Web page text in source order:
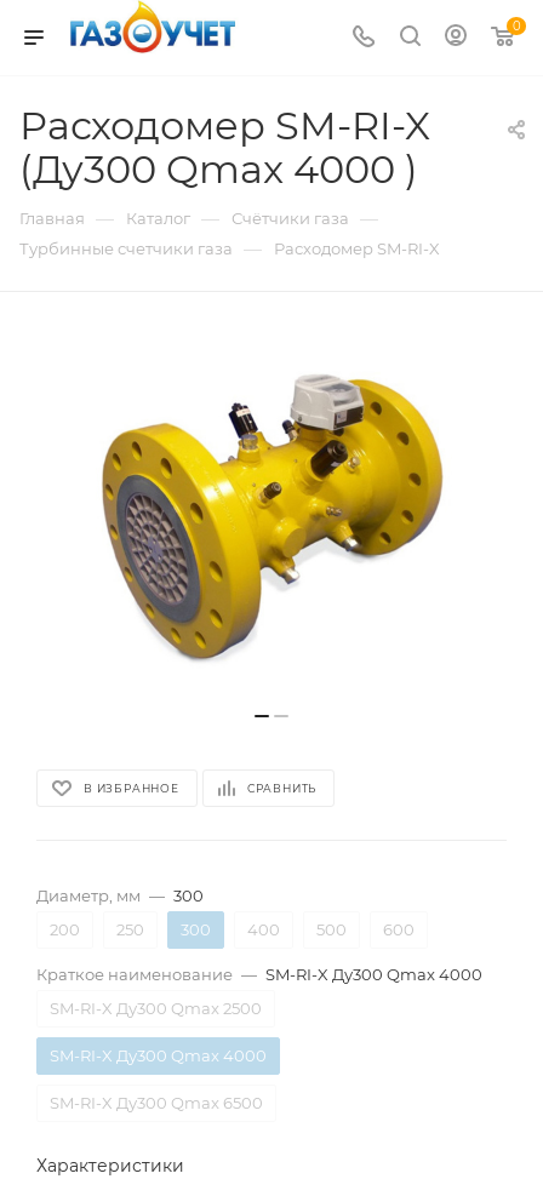
0
Расходомер SM-RI-X
(Ду300 Qmax 4000 )
Главная — Каталог — Счётчики газа —
Турбинные счетчики газа — Расходомер SM-RI-X
В ИЗБРАННОЕ СРАВНИТЬ
Диаметр, мм — 300
200
250 300 400 500 600
Краткое наименование — SM-RI-X Ду300 Qmax 4000
SM-RI-X Ду300 Qmax 2500
SM-RI-X Ду300 Qmax 4000
SM-RI-X Ду300 Qmax 6500
Характеристики